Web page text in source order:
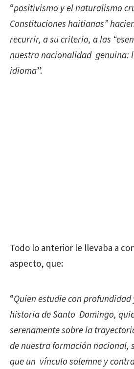
“positivismo y el naturalismo
Constituciones haitianas”
recurrir, a su criterio, a las
nuestra nacionalidad genuina:
idioma”.
Todo lo anterior le llevaba a
aspecto, que:
“Quien estudie con
historia de Santo Domingo,
serenamente sobre la
de nuestra formación nacional,
que un vínculo solemne y